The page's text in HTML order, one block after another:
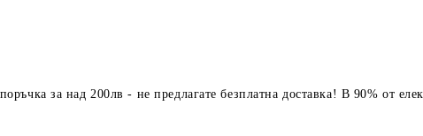
за над 200лв - не предлагате безплатна доставка! В 90% от